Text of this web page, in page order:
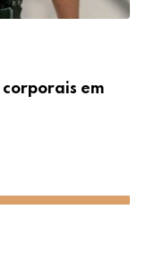
em